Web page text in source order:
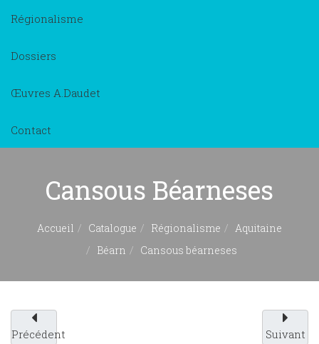
Régionalisme
Dossiers
Œuvres A.Daudet
Contact
Cansous Béarneses
Accueil Catalogue Régionalisme
Aquitaine
Béarn
Cansous béarneses
Précédent Suivant